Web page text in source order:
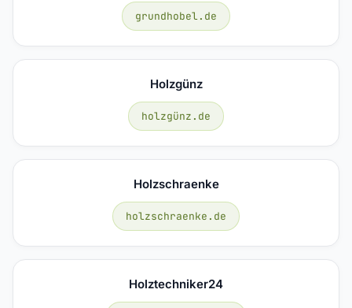
grundhobel.de
Holzgünz
holzgünz.de
Holzschraenke
holzschraenke.de
Holztechniker24